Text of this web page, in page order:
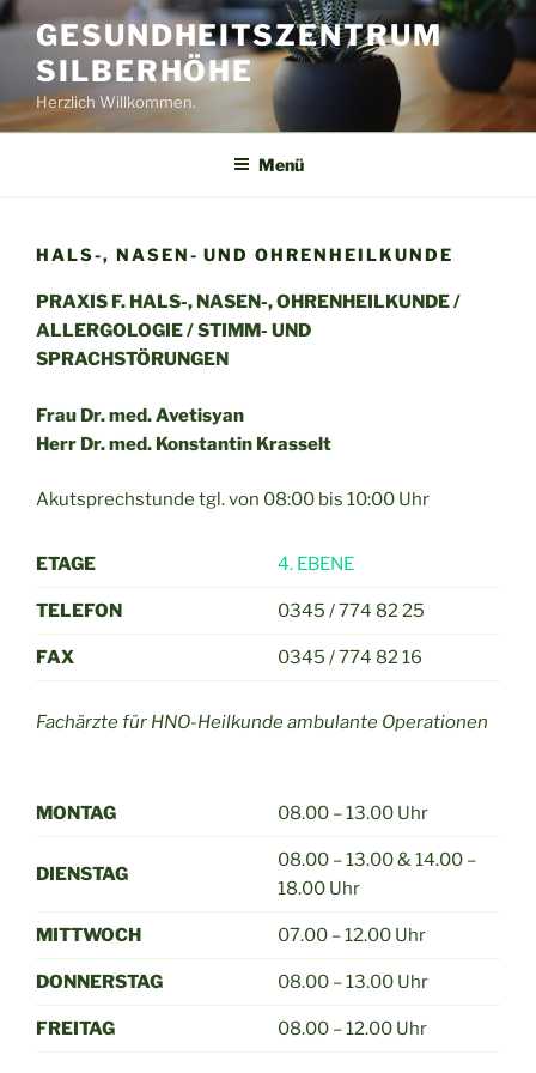
Zum
Inhalt
springen
GESUNDHEITSZENTRUM
SILBERHÖHE
Herzlich Willkommen.
Menü
HALS-, NASEN- UND OHRENHEILKUNDE
PRAXIS F. HALS-, NASEN-, OHRENHEILKUNDE /
ALLERGOLOGIE / STIMM- UND
SPRACHSTÖRUNGEN
Frau Dr. med. Avetisyan
Herr Dr. med. Konstantin Krasselt
Akutsprechstunde tgl. von 08:00 bis 10:00 Uhr
ETAGE 4. EBENE
TELEFON 0345 / 774 82 25
FAX 0345 / 774 82 16
Fachärzte für HNO-Heilkunde ambulante Operationen
MONTAG 08.00 – 13.00 Uhr
DIENSTAG
08.00 – 13.00 & 14.00 –
18.00 Uhr
MITTWOCH 07.00 – 12.00 Uhr
DONNERSTAG 08.00 – 13.00 Uhr
FREITAG 08.00 – 12.00 Uhr